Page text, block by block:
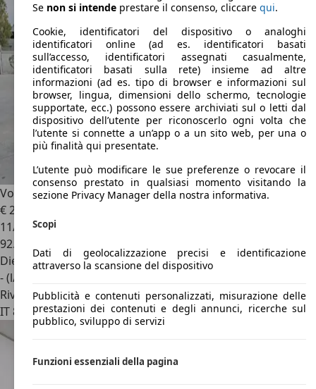
Volkswagen Golf GTDVolkswagen Golf GTD GOLF 2.0 TDI
€ 22.000
11/2021
92.000 km
Diesel
- (l/100 km)
Rivenditore
IT 88100Catanzaro - Cz
Se non si intende prestare il consenso, cliccare qui.
Cookie, identificatori del dispositivo o analoghi
identificatori online (ad es. identificatori basati
sull’accesso, identificatori assegnati casualmente,
identificatori basati sulla rete) insieme ad altre
informazioni (ad es. tipo di browser e informazioni sul
browser, lingua, dimensioni dello schermo, tecnologie
supportate, ecc.) possono essere archiviati sul o letti dal
dispositivo dell’utente per riconoscerlo ogni volta che
l’utente si connette a un’app o a un sito web, per una o
più finalità qui presentate.
L’utente può modificare le sue preferenze o revocare il
consenso prestato in qualsiasi momento visitando la
sezione Privacy Manager della nostra informativa.
Scopi
Dati di geolocalizzazione precisi e identificazione
attraverso la scansione del dispositivo
Pubblicità e contenuti personalizzati, misurazione delle
prestazioni dei contenuti e degli annunci, ricerche sul
pubblico, sviluppo di servizi
Funzioni essenziali della pagina